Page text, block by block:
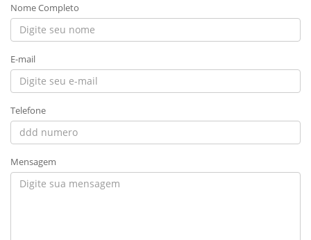
Nome Completo
E-mail
Telefone
Mensagem